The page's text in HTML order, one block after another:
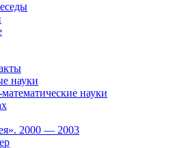
науки
науки
2000 — 2003